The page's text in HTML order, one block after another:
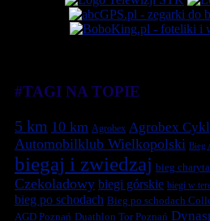
#TAGI NA TOPIE
5 km 10 km Agrobex Agrobex
Automobilklub Wielkopolski Bieg
biegaj i zwiedzaj bieg
Czekoladowy biegi górskie biegi w
bieg po schodach Bieg po schodach
AGD Poznań Duathlon Tor Poznań